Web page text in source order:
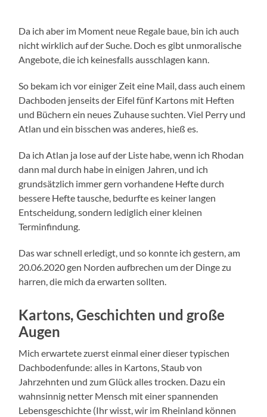
Da ich aber im Moment neue Regale baue, bin ich auch
nicht wirklich auf der Suche. Doch es gibt unmoralische
Angebote, die ich keinesfalls ausschlagen kann.
So bekam ich vor einiger Zeit eine Mail, dass auch einem
Dachboden jenseits der Eifel fünf Kartons mit Heften
und Büchern ein neues Zuhause suchten. Viel Perry und
Atlan und ein bisschen was anderes, hieß es.
Da ich Atlan ja lose auf der Liste habe, wenn ich Rhodan
dann mal durch habe in einigen Jahren, und ich
grundsätzlich immer gern vorhandene Hefte durch
bessere Hefte tausche, bedurfte es keiner langen
Entscheidung, sondern lediglich einer kleinen
Terminfindung.
Das war schnell erledigt, und so konnte ich gestern, am
20.06.2020 gen Norden aufbrechen um der Dinge zu
harren, die mich da erwarten sollten.
Kartons, Geschichten und große
Augen
Mich erwartete zuerst einmal einer dieser typischen
Dachbodenfunde: alles in Kartons, Staub von
Jahrzehnten und zum Glück alles trocken. Dazu ein
wahnsinnig netter Mensch mit einer spannenden
Lebensgeschichte (Ihr wisst, wir im Rheinland können